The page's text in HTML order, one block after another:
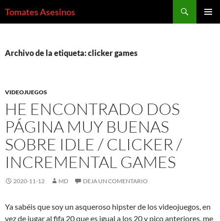
Tomates Asesinos
Archivo de la etiqueta: clicker games
VIDEOJUEGOS
HE ENCONTRADO DOS
PÁGINA MUY BUENAS
SOBRE IDLE / CLICKER /
INCREMENTAL GAMES
2020-11-12 MD DEJA UN COMENTARIO
Ya sabéis que soy un asqueroso hipster de los videojuegos, en
vez de jugar al fifa 20 que es igual a los 20 y pico anteriores, me